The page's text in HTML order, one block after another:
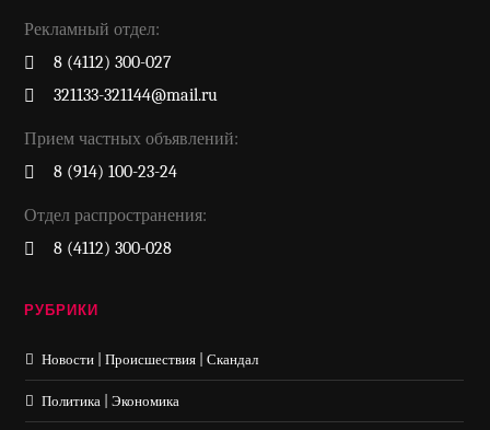
Рекламный отдел:
8 (4112) 300-027
321133-321144@mail.ru
Прием частных объявлений:
8 (914) 100-23-24
Отдел распространения:
8 (4112) 300-028
РУБРИКИ
Новости | Происшествия | Скандал
Политика | Экономика